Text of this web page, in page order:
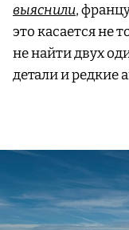
выяснили,
это касается не
не найти двух
детали и редкие